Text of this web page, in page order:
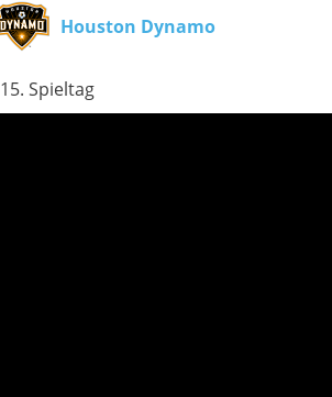
Houston Dynamo
15. Spieltag